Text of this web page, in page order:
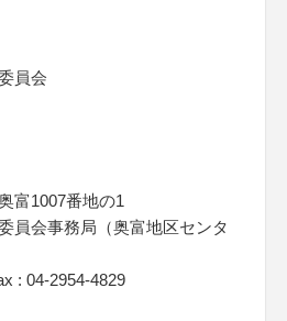
員会
富1007番地の1
員会事務局（奥富地区センタ
: 04-2954-4829